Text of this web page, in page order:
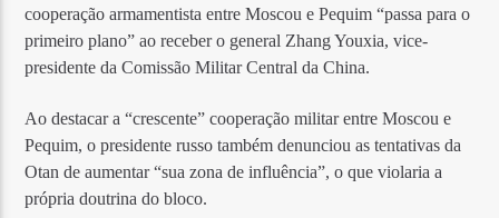
cooperação armamentista entre Moscou e Pequim “passa para o
primeiro plano” ao receber o general Zhang Youxia, vice-
presidente da Comissão Militar Central da China.
Ao destacar a “crescente” cooperação militar entre Moscou e
Pequim, o presidente russo também denunciou as tentativas da
Otan de aumentar “sua zona de influência”, o que violaria a
própria doutrina do bloco.